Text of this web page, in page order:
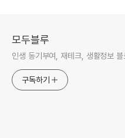
모두블루
인생 동기부여, 재테크, 생활정보 블
구독하기